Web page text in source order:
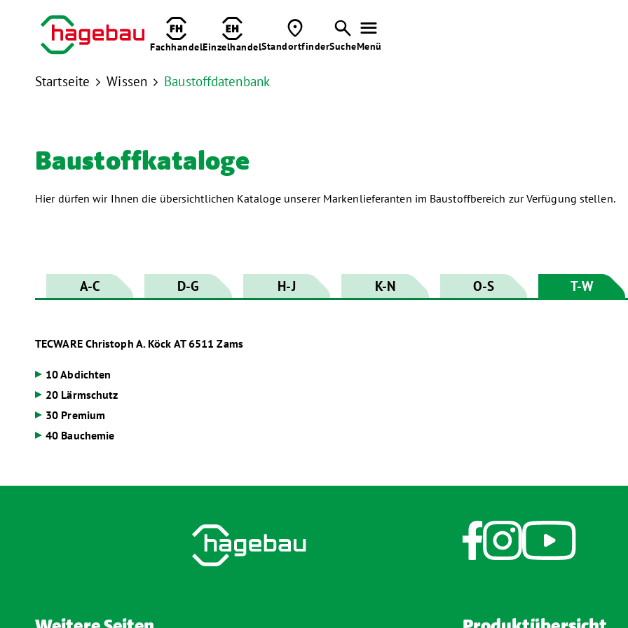
FachhandelEinzelhandel

Standortfinder

Suche

Menü
Startseite  Wissen  Baustoffdatenbank
Baustoff­kataloge
Hier dürfen wir Ihnen die übersichtlichen Kataloge unserer Markenlieferanten im Baustoffbereich zur Verfügung stellen.
A-C D-G H-J K-N O-S T-W
TECWARE Christoph A. Köck AT 6511 Zams
10 Abdichten
20 Lärmschutz
30 Premium
40 Bauchemie